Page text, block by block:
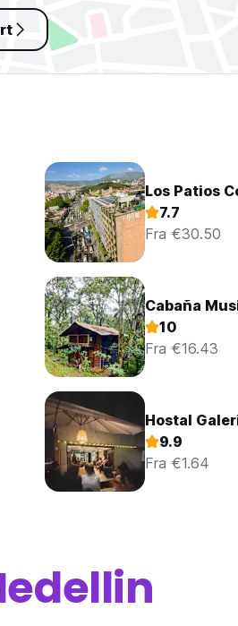
Los Patios
7.7
Fra €30.50
Cabaña
10
Fra €16.43
Hostal
9.9
Fra €1.64